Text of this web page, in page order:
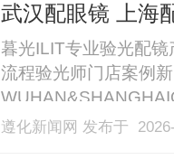
武汉配眼镜 上海
暮光ILIT专业验光配
流程验光师门店案例
业验光配镜的写字楼
遵化新闻网 发布于